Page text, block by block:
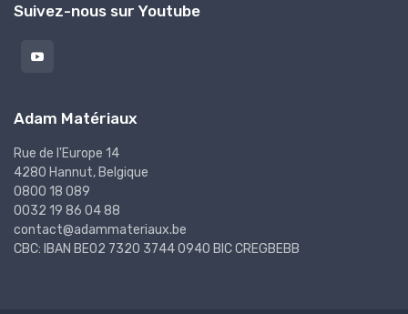
Suivez-nous sur Youtube
Adam Matériaux
Rue de l'Europe 14
4280 Hannut, Belgique
0800 18 089
0032 19 86 04 88
contact@adammateriaux.be
CBC: IBAN BE02 7320 3744 0940 BIC CREGBEBB